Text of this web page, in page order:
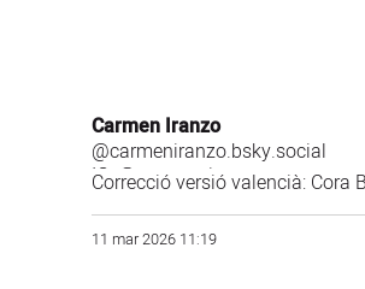
Carmen Iranzo
@carmeniranzo.bsky.social
IG:@carmen_iranzo_
Correcció versió valencià: Cora
11 mar 2026 11:19